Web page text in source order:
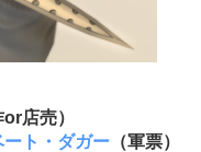
or店売）
ト・ダガー （軍票）